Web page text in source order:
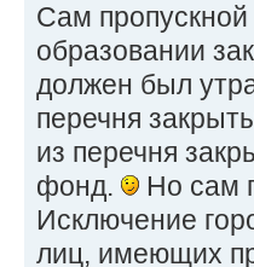
Сам
образовании
должен был
перечня
из перечня
фонд.
Но сам
Исключение
лиц, имеющих